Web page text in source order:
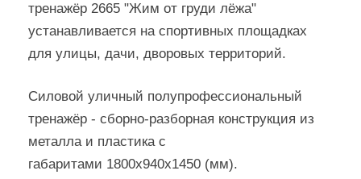
тренажёр 2665 "Жим от груди лёжа"
устанавливается на спортивных площадках
для улицы, дачи, дворовых территорий.
Силовой уличный полупрофессиональный
тренажёр - сборно-разборная конструкция из
металла и пластика с
габаритами 1800х940х1450 (мм).